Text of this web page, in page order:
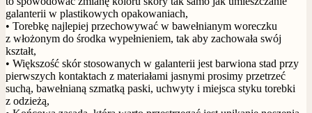
galanterii w plastikowych opakowaniach,
• Torebkę najlepiej przechowywać w bawełnianym woreczku
z włożonym do środka wypełnieniem, tak aby zachowała swój
kształt,
• Większość skór stosowanych w galanterii jest barwiona stad przy
pierwszych kontaktach z materiałami jasnymi prosimy przetrzeć
suchą, bawełnianą szmatką paski, uchwyty i miejsca styku torebki
z odzieżą,